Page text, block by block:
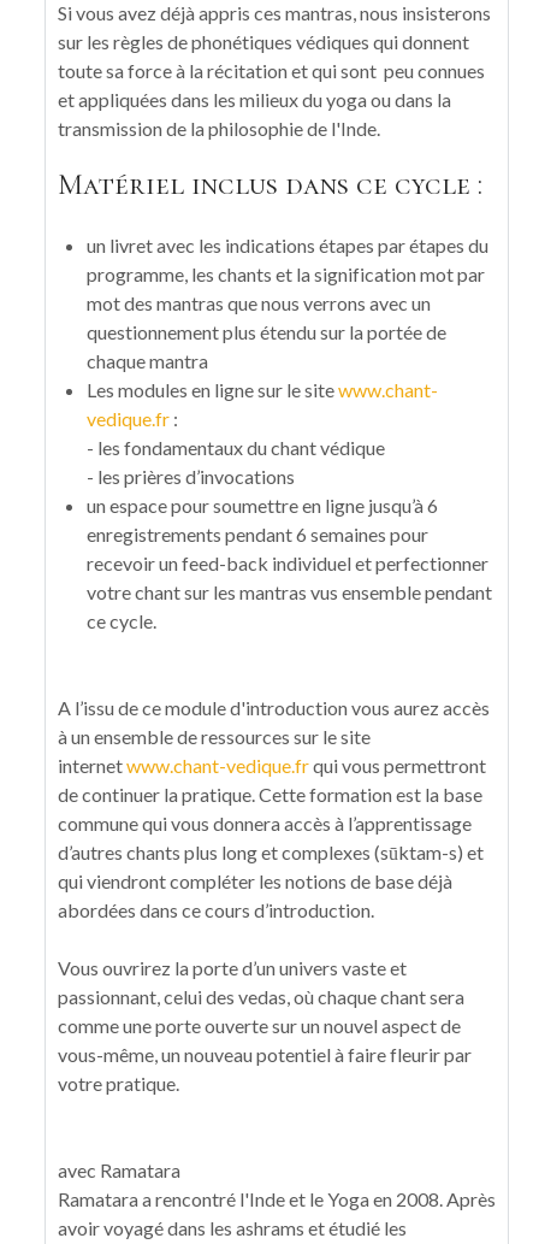
Si vous avez déjà appris ces mantras, nous insisterons
sur les règles de phonétiques védiques qui donnent
toute sa force à la récitation et qui sont peu connues
et appliquées dans les milieux du yoga ou dans la
transmission de la philosophie de l'Inde.
Matériel inclus dans ce cycle :
un livret avec les indications étapes par étapes du
programme, les chants et la signification mot par
mot des mantras que nous verrons avec un
questionnement plus étendu sur la portée de
chaque mantra
Les modules en ligne sur le sitewww.chant-
vedique.fr :
- les fondamentaux du chant védique
- les prières d’invocations
un espace pour soumettre en ligne jusqu’à 6
enregistrements pendant 6 semaines pour
recevoir un feed-back individuel et perfectionner
votre chant sur les mantras vus ensemble pendant
ce cycle.
A l’issu de ce module d'introduction vous aurez accès
à un ensemble de ressources sur le site
internetwww.chant-vedique.frqui vous permettront
de continuer la pratique. Cette formation est la base
commune qui vous donnera accès à l’apprentissage
d’autres chants plus long et complexes (sūktam-s) et
qui viendront compléter les notions de base déjà
abordées dans ce cours d’introduction.
Vous ouvrirez la porte d’un univers vaste et
passionnant, celui des vedas, où chaque chant sera
comme une porte ouverte sur un nouvel aspect de
vous-même, un nouveau potentiel à faire fleurir par
votre pratique.
avec Ramatara
Ramatara a rencontré l'Inde et le Yoga en 2008. Après
avoir voyagé dans les ashrams et étudié les